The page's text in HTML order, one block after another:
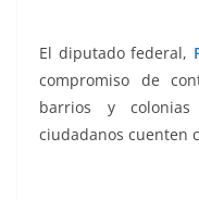
El diputado federal,
compromiso de
barrios y
ciudadanos cuenten